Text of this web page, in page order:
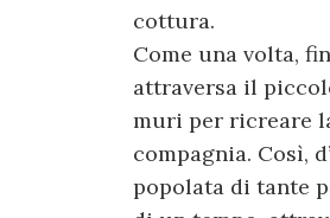
cottura.
Come una volta,
attraversa il
muri per ricreare
compagnia. Così,
popolata di tante